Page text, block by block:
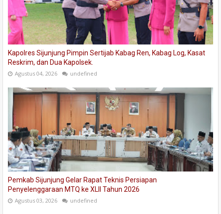
Kapolres Sijunjung Pimpin Sertijab Kabag Ren, Kabag Log, Kasat
Reskrim, dan Dua Kapolsek.
Agustus 04, 2026 undefined
Pemkab Sijunjung Gelar Rapat Teknis Persiapan
Penyelenggaraan MTQ ke XLII Tahun 2026
Agustus 03, 2026 undefined